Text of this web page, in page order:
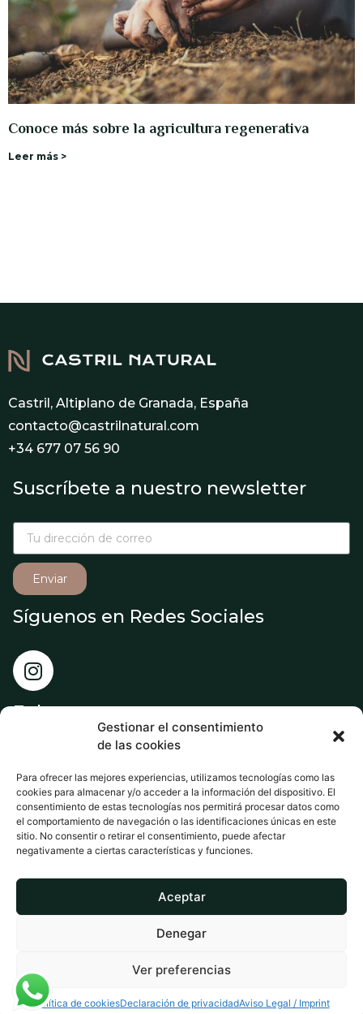
Gestionar el consentimiento
de las cookies
Para ofrecer las mejores experiencias, utilizamos tecnologías como las
cookies para almacenar y/o acceder a la información del dispositivo. El
consentimiento de estas tecnologías nos permitirá procesar datos como
el comportamiento de navegación o las identificaciones únicas en este
sitio. No consentir o retirar el consentimiento, puede afectar
negativamente a ciertas características y funciones.
Aceptar
Denegar
Ver preferencias
Política de cookiesDeclaración de privacidadAviso Legal / Imprint
Conoce más sobre la agricultura regenerativa
Leer más >
Castril, Altiplano de Granada, España
contacto@castrilnatural.com
+34 677 07 56 90
Suscríbete a nuestro newsletter
Enviar
Síguenos en Redes Sociales
Enlaces
Tienda
Contacto
2022. Castril Natural S,L. Todos los derechos reservados.
Aviso Legal Reembolso y devolución
Política de Privacidad Política de Cookies